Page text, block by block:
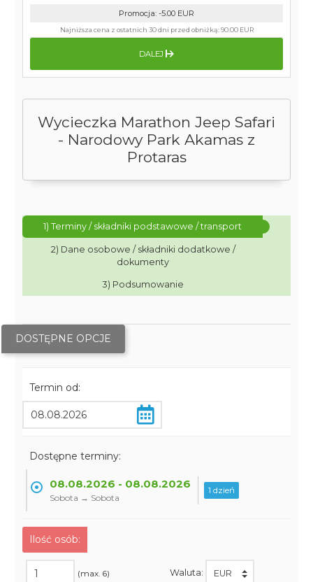
Wycieczka Marathon Jeep Safari
- Narodowy Park Akamas z
Protaras
1) Terminy / składniki podstawowe / transport
2) Dane osobowe / składniki dodatkowe /
dokumenty
3) Podsumowanie
DOSTĘPNE OPCJE
Termin od:
Dostępne terminy:
08.08.2026 - 08.08.2026
Sobota → Sobota
1 dzień
Ilość osób:
(max. 6) Waluta:
Promocja: -5.00 EUR
Najniższa cena z ostatnich 30 dni przed obniżką:90.00 EUR
DALEJ